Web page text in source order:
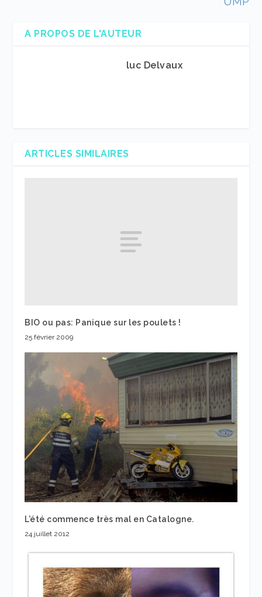
A PROPOS DE L'AUTEUR
luc Delvaux
ARTICLES SIMILAIRES
BIO ou pas: Panique sur les poulets !
25 février 2009
L’été commence très mal en Catalogne.
24 juillet 2012